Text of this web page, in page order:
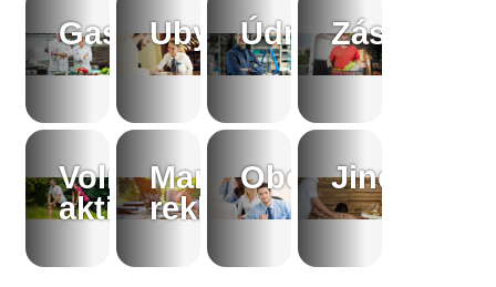
Gastronomie
UbytováníÚdržba
Volnočasové
aktivity
Marketing,
reklama
Obchod
Jiné